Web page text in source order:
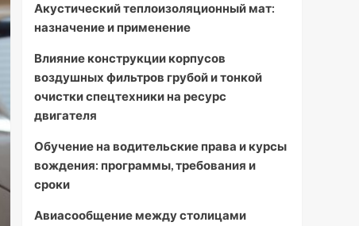
Акустический теплоизоляционный мат:
назначение и применение
Влияние конструкции корпусов
воздушных фильтров грубой и тонкой
очистки спецтехники на ресурс
двигателя
Обучение на водительские права и курсы
вождения: программы, требования и
сроки
Авиасообщение между столицами